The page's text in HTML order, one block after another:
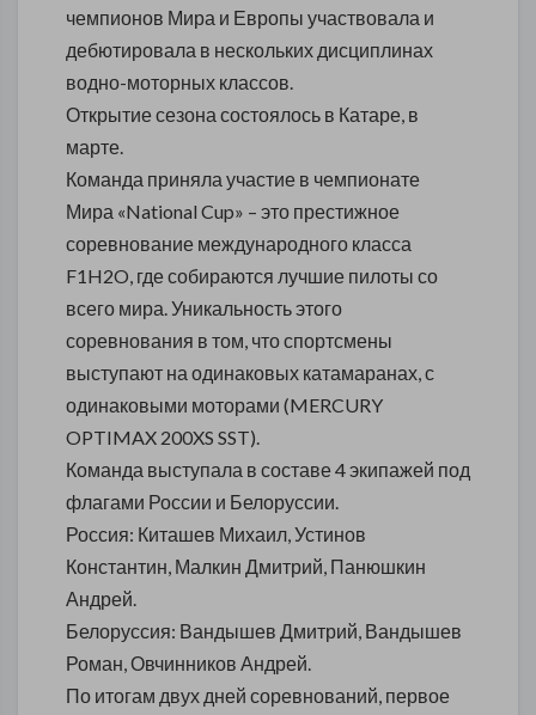
чемпионов Мира и Европы участвовала и
дебютировала в нескольких дисциплинах
водно-моторных классов.
Открытие сезона состоялось в Катаре, в
марте.
Команда приняла участие в чемпионате
Мира «National Cup» – это престижное
соревнование международного класса
F1H2O, где собираются лучшие пилоты со
всего мира. Уникальность этого
соревнования в том, что спортсмены
выступают на одинаковых катамаранах, с
одинаковыми моторами (MERCURY
OPTIMAX 200XS SST).
Команда выступала в составе 4 экипажей под
флагами России и Белоруссии.
Россия: Киташев Михаил, Устинов
Константин, Малкин Дмитрий, Панюшкин
Андрей.
Белоруссия: Вандышев Дмитрий, Вандышев
Роман, Овчинников Андрей.
По итогам двух дней соревнований, первое